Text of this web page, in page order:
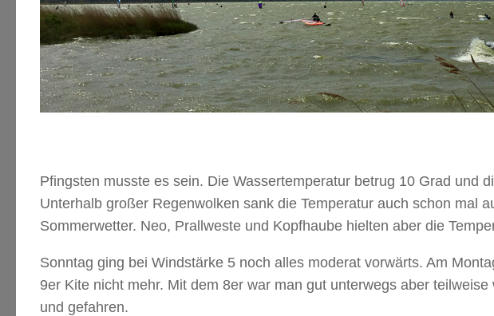
Pfingsten musste es sein. Die Wassertemperatur betrug 10 Grad und
Unterhalb großer Regenwolken sank die Temperatur auch schon mal
Sommerwetter. Neo, Prallweste und Kopfhaube hielten aber die
Sonntag ging bei Windstärke 5 noch alles moderat vorwärts. Am
9er Kite nicht mehr. Mit dem 8er war man gut unterwegs aber
und gefahren.